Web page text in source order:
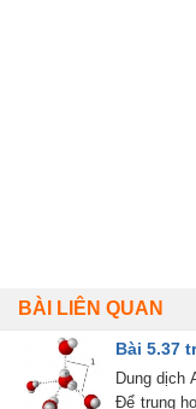
BÀI LIÊN QUAN
Bài 5.37
Dung dịch
Để trung